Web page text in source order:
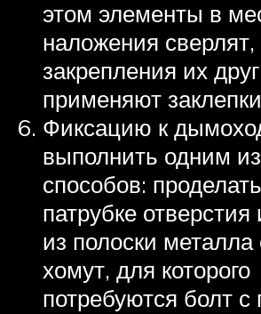
этом элементы в
наложения
закрепления их
применяют
Фиксацию к
выполнить одним
способов:
патрубке отверстия
из полоски металла
хомут, для которого
потребуются болт с